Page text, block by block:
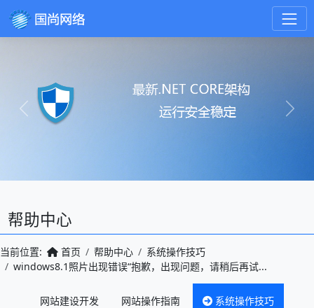
Previous Next
帮助中心
当前位置: 首页 帮助中心
系统操作技巧
windows8.1照片出现错误“抱歉，出现问题，请稍后再试...
网站建设开发 网站操作指南 系统操作技巧